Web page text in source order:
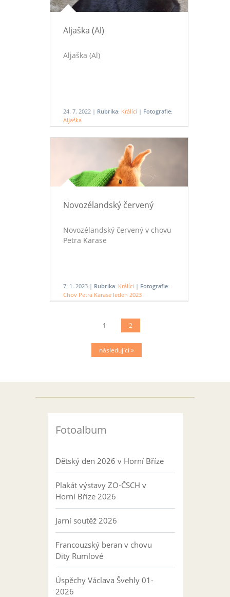
Aljaška (Al)
Aljaška (Al)
24. 7. 2022 | Rubrika: Králíci | Fotografie:
Aljaška
Novozélandský červený
Novozélandský červený v chovu
Petra Karase
7. 1. 2023 | Rubrika: Králíci | Fotografie:
Chov Petra Karase leden 2023
1 2
následující »
Fotoalbum
Dětský den 2026 v Horní Bříze
Plakát výstavy ZO-ČSCH v
Horní Bříze 2026
Jarní soutěž 2026
Francouzský beran v chovu
Dity Rumlové
Úspěchy Václava Švehly 01-
2026